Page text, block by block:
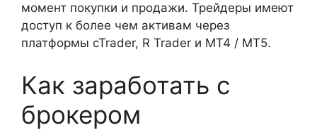
момент покупки и продажи. Трейдеры имеют
доступ к более чем активам через
платформы cTrader, R Trader и MT4 / MT5.
Как заработать с
брокером